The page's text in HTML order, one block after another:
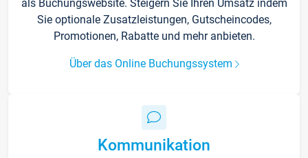
als Buchungswebsite. Steigern Sie Ihren Umsatz indem
Sie optionale Zusatzleistungen, Gutscheincodes,
Promotionen, Rabatte und mehr anbieten.
Über das Online Buchungssystem
Kommunikation